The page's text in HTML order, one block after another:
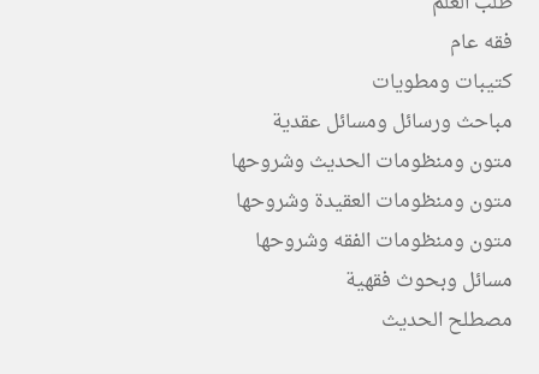
فقه عام
كتيبات ومطويات
مباحث ورسائل ومسائل عقدية
متون ومنظومات الحديث وشروحها
متون ومنظومات العقيدة وشروحها
متون ومنظومات الفقه وشروحها
مسائل وبحوث فقهية
مصطلح الحديث